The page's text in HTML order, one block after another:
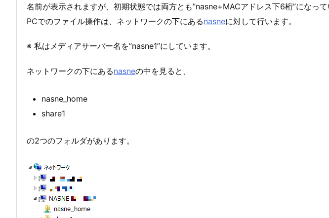
名前が表示されますが、初期状態では両方とも”nasne+MACアドレス下6桁”になって
PCでのファイル操作は、ネットワークの下にあるnasneに対して行います。
※ 私はメディアサーバー名を”nasne1”にしています。
ネットワークの下にあるnasneの中を見ると、
nasne_home
share1
の2つのフォルダがあります。